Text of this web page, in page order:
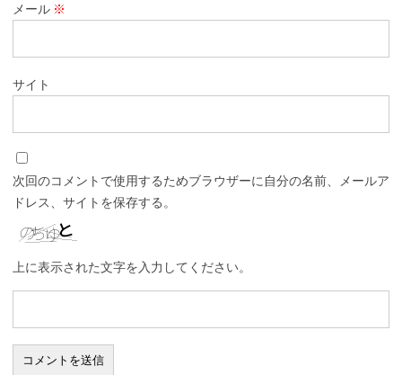
メール ※
サイト
次回のコメントで使用するためブラウザーに自分の名前、メールア
ドレス、サイトを保存する。
上に表示された文字を入力してください。